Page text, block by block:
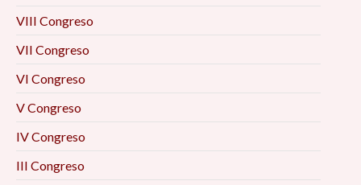
VIII Congreso
VII Congreso
VI Congreso
V Congreso
IV Congreso
III Congreso